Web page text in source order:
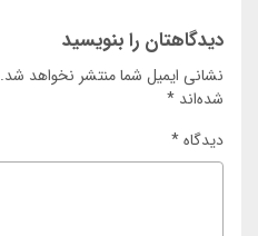
دیدگاهتان را بنویسید
نشانی ایمیل شما منتشر نخواهد شد.
شده‌اند *
دیدگاه*